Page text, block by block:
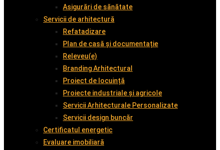
Asigurări de sănătate
Servicii de arhitectură
Refatadizare
Plan de casă și documentație
Releveu(e)
Branding Arhitectural
Proiect de locuință
Proiecte industriale și agricole
Servicii Arhitecturale Personalizate
Servicii design buncăr
Certificatul energetic
Evaluare imobiliară